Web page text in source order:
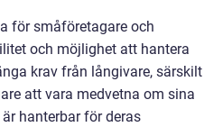
för småföretagare och
och möjlighet att hantera
krav från långivare, särskilt
att vara medvetna om sina
hanterbar för deras